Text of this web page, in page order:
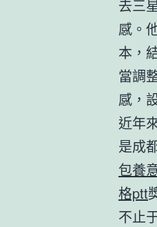
去三
感。
本，
當調
感，
近年
是成
包養
格ptt
不止